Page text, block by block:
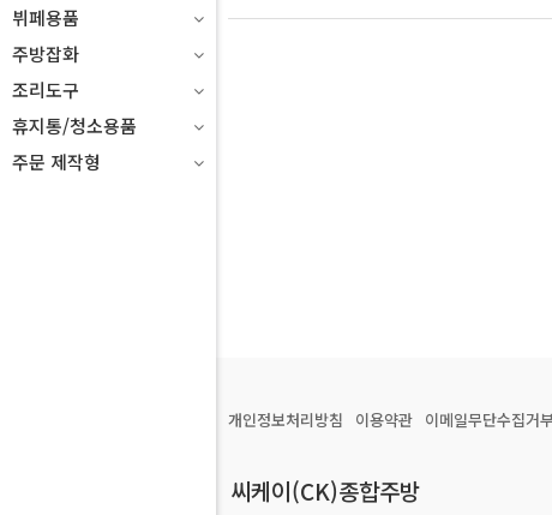
뷔페용품
주방잡화
조리도구
휴지통/청소용품
주문 제작형
개인정보처리방침 이용약관 이메일무단수집거부
씨케이(CK)종합주방